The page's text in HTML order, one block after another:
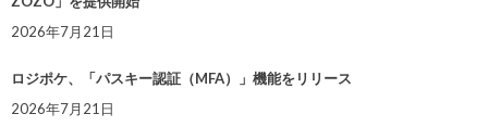
2026年7月21日
ロジポケ、「パスキー認証（MFA）」機能をリリース
2026年7月21日